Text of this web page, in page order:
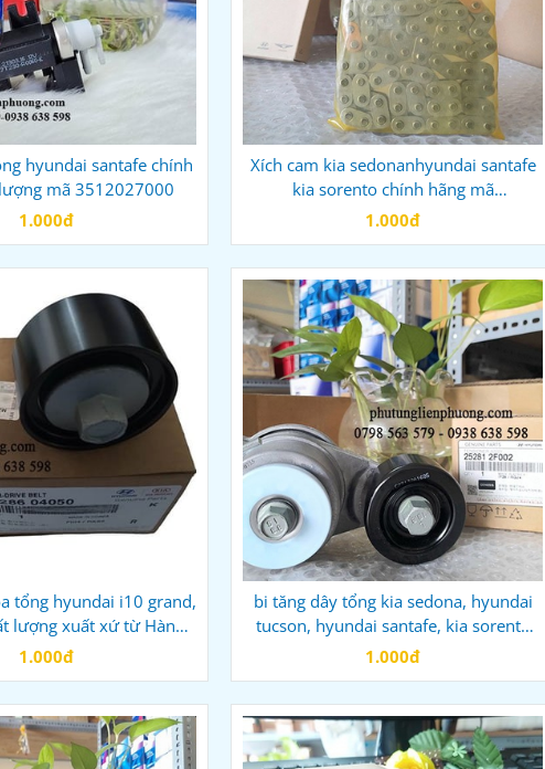
hyundai santafe chính
mã 3512027000
1.000đ
Xích cam kia sedonanhyundai santafe
kia sorento chính hãng mã
243612F000
1.000đ
tổng hyundai i10 grand,
lượng xuất xứ từ Hàn
Quốc
1.000đ
bi tăng dây tổng kia sedona, hyundai
tucson, hyundai santafe, kia sorento
mã 252812F002
1.000đ